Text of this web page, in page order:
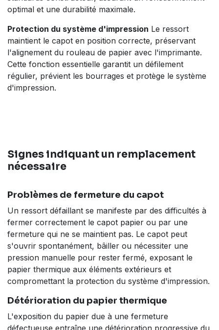
optimal et une durabilité maximale.
Protection du système d'impression Le ressort
maintient le capot en position correcte, préservant
l'alignement du rouleau de papier avec l'imprimante.
Cette fonction essentielle garantit un défilement
régulier, prévient les bourrages et protège le système
d'impression.
Signes indiquant un remplacement
nécessaire
Problèmes de fermeture du capot
Un ressort défaillant se manifeste par des difficultés à
fermer correctement le capot papier ou par une
fermeture qui ne se maintient pas. Le capot peut
s'ouvrir spontanément, bâiller ou nécessiter une
pression manuelle pour rester fermé, exposant le
papier thermique aux éléments extérieurs et
compromettant la protection du système d'impression.
Détérioration du papier thermique
L'exposition du papier due à une fermeture